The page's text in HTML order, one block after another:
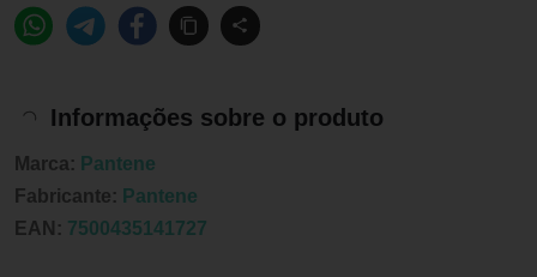
Informações sobre o produto
Marca: Pantene
Fabricante: Pantene
EAN: 7500435141727